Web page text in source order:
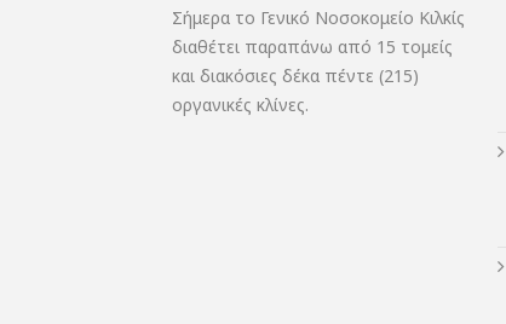
Σήμερα το Γενικό Νοσοκομείο Κιλκίς
διαθέτει παραπάνω από 15 τομείς
και διακόσιες δέκα πέντε (215)
οργανικές κλίνες.